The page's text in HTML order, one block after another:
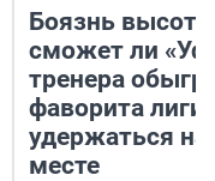
Боязнь
сможет ли
тренера
фаворита лиги
удержаться
месте